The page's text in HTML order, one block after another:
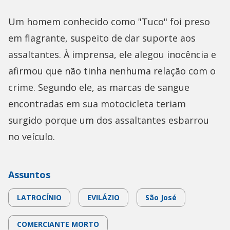
Um homem conhecido como "Tuco" foi preso
em flagrante, suspeito de dar suporte aos
assaltantes. À imprensa, ele alegou inocência e
afirmou que não tinha nenhuma relação com o
crime. Segundo ele, as marcas de sangue
encontradas em sua motocicleta teriam
surgido porque um dos assaltantes esbarrou
no veículo.
Assuntos
LATROCÍNIO EVILÁZIO São José
COMERCIANTE MORTO